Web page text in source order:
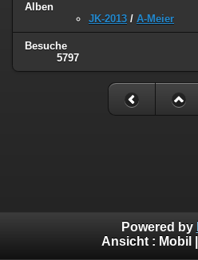
Alben
JK-2013 / A-Meier
Besuche
5797
Powered by
Ansicht : Mobil